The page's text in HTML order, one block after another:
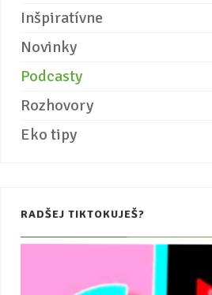
Inšpiratívne
Novinky
Podcasty
Rozhovory
Eko tipy
RADŠEJ TIKTOKUJEŠ?